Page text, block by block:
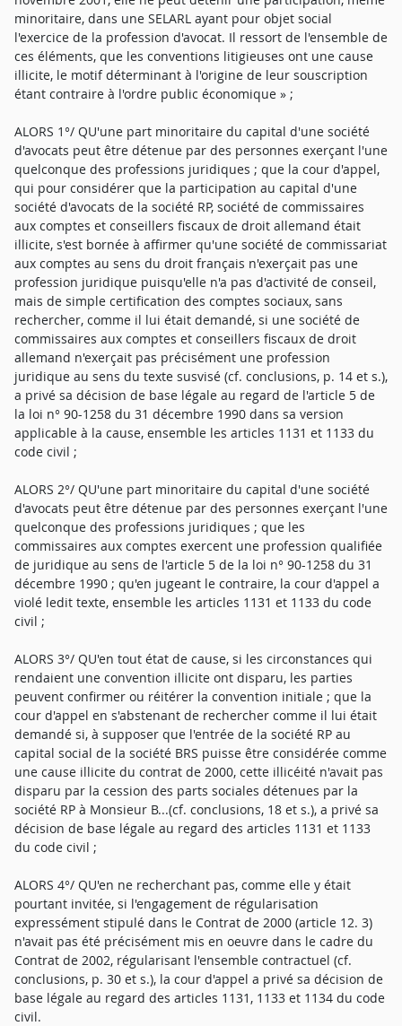
minoritaire, dans une SELARL ayant pour objet social
l'exercice de la profession d'avocat. Il ressort de l'ensemble de
ces éléments, que les conventions litigieuses ont une cause
illicite, le motif déterminant à l'origine de leur souscription
étant contraire à l'ordre public économique » ;
ALORS 1°/ QU'une part minoritaire du capital d'une société
d'avocats peut être détenue par des personnes exerçant l'une
quelconque des professions juridiques ; que la cour d'appel,
qui pour considérer que la participation au capital d'une
société d'avocats de la société RP, société de commissaires
aux comptes et conseillers fiscaux de droit allemand était
illicite, s'est bornée à affirmer qu'une société de commissariat
aux comptes au sens du droit français n'exerçait pas une
profession juridique puisqu'elle n'a pas d'activité de conseil,
mais de simple certification des comptes sociaux, sans
rechercher, comme il lui était demandé, si une société de
commissaires aux comptes et conseillers fiscaux de droit
allemand n'exerçait pas précisément une profession
juridique au sens du texte susvisé (cf. conclusions, p. 14 et s.),
a privé sa décision de base légale au regard de l'article 5 de
la loi n° 90-1258 du 31 décembre 1990 dans sa version
applicable à la cause, ensemble les articles 1131 et 1133 du
code civil ;
ALORS 2°/ QU'une part minoritaire du capital d'une société
d'avocats peut être détenue par des personnes exerçant l'une
quelconque des professions juridiques ; que les
commissaires aux comptes exercent une profession qualifiée
de juridique au sens de l'article 5 de la loi n° 90-1258 du 31
décembre 1990 ; qu'en jugeant le contraire, la cour d'appel a
violé ledit texte, ensemble les articles 1131 et 1133 du code
civil ;
ALORS 3°/ QU'en tout état de cause, si les circonstances qui
rendaient une convention illicite ont disparu, les parties
peuvent confirmer ou réitérer la convention initiale ; que la
cour d'appel en s'abstenant de rechercher comme il lui était
demandé si, à supposer que l'entrée de la société RP au
capital social de la société BRS puisse être considérée comme
une cause illicite du contrat de 2000, cette illicéité n'avait pas
disparu par la cession des parts sociales détenues par la
société RP à Monsieur B...(cf. conclusions, 18 et s.), a privé sa
décision de base légale au regard des articles 1131 et 1133
du code civil ;
ALORS 4°/ QU'en ne recherchant pas, comme elle y était
pourtant invitée, si l'engagement de régularisation
expressément stipulé dans le Contrat de 2000 (article 12. 3)
n'avait pas été précisément mis en oeuvre dans le cadre du
Contrat de 2002, régularisant l'ensemble contractuel (cf.
conclusions, p. 30 et s.), la cour d'appel a privé sa décision de
base légale au regard des articles 1131, 1133 et 1134 du code
civil.